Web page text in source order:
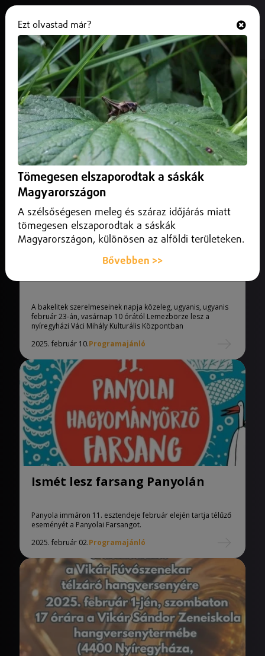
Programajánló
A bakelitek szerelmeseinek napja közeleg, ugyanis, ugyanis
február 23-án, vasárnap 10 órától Lemezbörze lesz a
nyíregyházi Váci Mihály Kulturális Központban
2025. február 10.Programajánló
Ismét lesz farsang Panyolán
Panyola immáron 11. esztendeje február elején tartja télűző
eseményét a Panyolai Farsangot.
2025. február 02.Programajánló
Ezt olvastad már?
Tömegesen elszaporodtak a sáskák
Magyarországon
A szélsőségesen meleg és száraz időjárás miatt
tömegesen elszaporodtak a sáskák
Magyarországon, különösen az alföldi területeken.
Bővebben >>